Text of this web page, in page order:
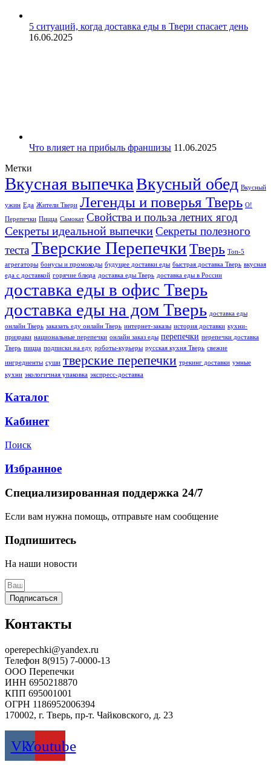
5 ситуаций, когда доставка еды в Твери спасает день
16.06.2025
Что влияет на прибыль франшизы 11.06.2025
Метки
Вкусная выпечкаВкусный обед Вкусный
ужин Еда Жители Твери Легенды и поверья Тверь О!
Перепечки Пицца Самокат Свойства и польза летних ягод
Секреты идеальной выпечкиСекреты полезного
тестаТверские ПерепечкиТверь Топ-5
агрегаторы бонусы и промокоды будущее доставки еды быстрая доставка Тверь вкусная
еда с доставкой горячие блюда доставка еды Тверь доставка еды в России
доставка еды в офис Тверь
доставка еды на дом Тверь доставка еды
онлайн Тверь заказать еду онлайн Тверь интернет-заказы история доставки кухни-
призраки национальные перепечки онлайн заказ еды перепечки перепечки доставка
Тверь пицца подписки на еду роботы-курьеры русская кухня Тверь свежие
ингредиенты суши тверские перепечки трекинг доставки умные
кухни экологичная упаковка экспресс-доставка
Каталог
Кабинет
Поиск
Избранное
Специализированная поддержка 24/7
Если вам нужна помощь, отправьте нам сообщение
Подпишитесь
На наши новости
Подписаться
Контакты
operepechki@yandex.ru
Телефон 8(915) 7-0000-13
ООО Перепечки
ИНН 6950218870
КПП 695001001
ОГРН 1186952006394
170002, г. Тверь, пр-т. Чайковского, д. 23
VkYoutube